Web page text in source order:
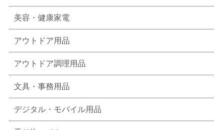
美容・健康家電
アウトドア用品
アウトドア調理用品
文具・事務用品
デジタル・モバイル用品